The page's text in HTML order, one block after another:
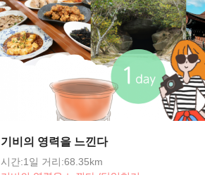
기비의 영력을 느낀다
시간:1일 거리:68.35km